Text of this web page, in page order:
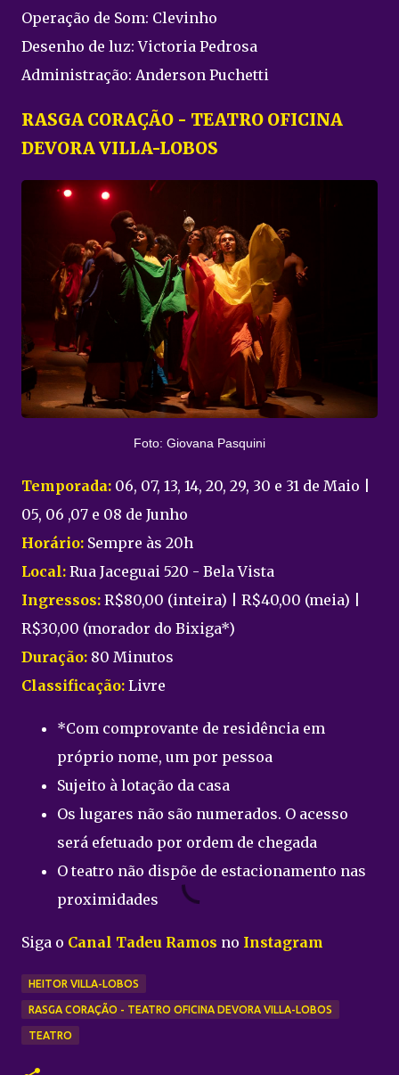
Operação de Som: Clevinho
Desenho de luz: Victoria Pedrosa
Administração: Anderson Puchetti
RASGA CORAÇÃO - TEATRO OFICINA
DEVORA VILLA-LOBOS
Foto: Giovana Pasquini
Temporada: 06, 07, 13, 14, 20, 29, 30 e 31 de Maio |
05, 06 ,07 e 08 de Junho
Horário: Sempre às 20h
Local: Rua Jaceguai 520 - Bela Vista
Ingressos: R$80,00 (inteira) | R$40,00 (meia) |
R$30,00 (morador do Bixiga*)
Duração: 80 Minutos
Classificação: Livre
*Com comprovante de residência em
próprio nome, um por pessoa
Sujeito à lotação da casa
Os lugares não são numerados. O acesso
será efetuado por ordem de chegada
O teatro não dispõe de estacionamento nas
proximidades
Siga o Canal Tadeu Ramos no Instagram
HEITOR VILLA-LOBOS
RASGA CORAÇÃO - TEATRO OFICINA DEVORA VILLA-LOBOS
TEATRO